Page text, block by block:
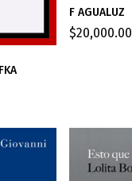
F AGUALUZ
$20,000.00